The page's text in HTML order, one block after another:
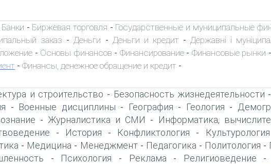
Банки - Биржевая торговля - Государственные и муниципальные
заказ - Деньги - Деньги и кредит - Державні і
- Основы финансов - Финансирование- Финансовые рынки
- Финансы, денежное обращение и кредит -
и строительство - Безопасность жизнедеятельности -
- Военные дисциплины - География - Геология -
- Журналистика и СМИ - Информатика,
- История - Конфликтология - Культурология
- Медицина - Менеджмент- Педагогика - Политология -
- Психология - Реклама - Религиоведение -